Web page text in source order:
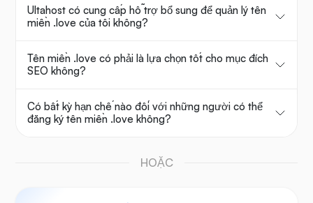
Ultahost có cung cấp hỗ trợ bổ sung để quản lý tên
miền .love của tôi không?
Tên miền .love có phải là lựa chọn tốt cho mục đích
SEO không?
Có bất kỳ hạn chế nào đối với những người có thể
đăng ký tên miền .love không?
HOẶC